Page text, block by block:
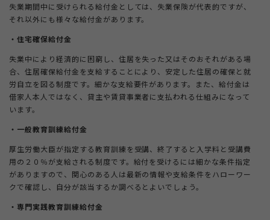
失業期間中に受けられる給付金としては、失業保険が代表的ですが、
それ以外にも様々な給付金があります。
・住宅確保給付金
失業中により経済的に困窮し、住居を失った又はそのおそれがある場
合、住居確保給付金を支給することにより、安定した住居の確保と就
労自立を図る制度です。細かな支給要件があります。また、給付金は
借家人本人ではなく、貸主や賃貸事業者に支払われる仕組みになって
います。
・一般教育訓練給付金
厚生労働大臣が指定する教育訓練を受講、終了すると入学料と受講費
用の２０％が支給される制度です。給付を受けるには細かな条件指定
がありますので、関心のある人は最新の情報や支給条件をハローワー
クで確認し、自分が該当するか調べるとよいでしょう。
・専門実践教育訓練給付金